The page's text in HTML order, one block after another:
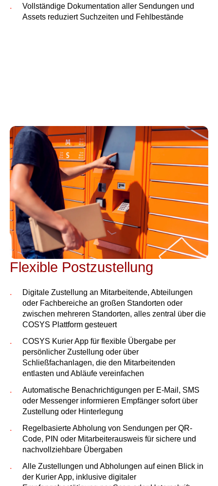
Vollständige Dokumentation aller Sendungen und
Assets reduziert Suchzeiten und Fehlbestände
Flexible Postzustellung
Digitale Zustellung an Mitarbeitende, Abteilungen
oder Fachbereiche an großen Standorten oder
zwischen mehreren Standorten, alles zentral über die
COSYS Plattform gesteuert
COSYS Kurier App für flexible Übergabe per
persönlicher Zustellung oder über
Schließfachanlagen, die den Mitarbeitenden
entlasten und Abläufe vereinfachen
Automatische Benachrichtigungen per E-Mail, SMS
oder Messenger informieren Empfänger sofort über
Zustellung oder Hinterlegung
Regelbasierte Abholung von Sendungen per QR-
Code, PIN oder Mitarbeiterausweis für sichere und
nachvollziehbare Übergaben
Alle Zustellungen und Abholungen auf einen Blick in
der Kurier App, inklusive digitaler